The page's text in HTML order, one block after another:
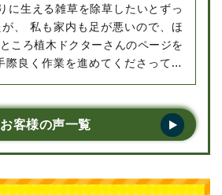
に生える雑草を除草したいとずっ
、 私も家内も足が悪いので、ほ
ころ植木ドクターさんのページを
際良く作業を進めてくださってい
プロだなと感心してしまいまし
ったら是非またお願いしたいで
お客様の声一覧